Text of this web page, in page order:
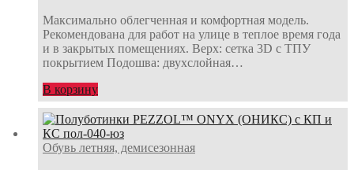
Максимально облегченная и комфортная модель.
Рекомендована для работ на улице в теплое время года
и в закрытых помещениях. Верх: сетка 3D с ТПУ
покрытием Подошва: двухслойная…
В корзину
Обувь летняя, демисезонная